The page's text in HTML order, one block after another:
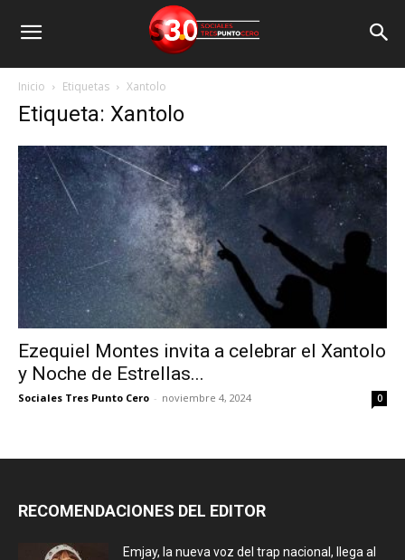
Inicio Etiquetas Xantolo
Etiqueta: Xantolo
Ezequiel Montes invita a celebrar el Xantolo
y Noche de Estrellas...
Sociales Tres Punto Cero - noviembre 4, 2024 0
RECOMENDACIONES DEL EDITOR
Emjay, la nueva voz del trap nacional, llega al